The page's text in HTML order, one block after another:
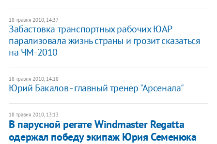
18 травня 2010, 14:37
Забастовка транспортных рабочих ЮАР
парализовала жизнь страны и грозит сказаться
на ЧМ-2010
18 травня 2010, 14:18
Юрий Бакалов - главный тренер "Арсенала"
18 травня 2010, 13:13
В парусной регате Windmaster Regatta
одержал победу экипаж Юрия Семенюка